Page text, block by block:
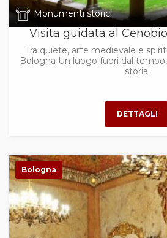
Monumenti storici
Visita guidata al
Tra quiete, arte medievale e
Bologna Un luogo fuori dal
storia:
Bologna